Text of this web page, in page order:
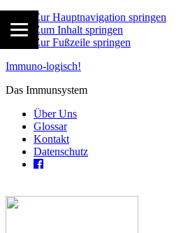
Zur Hauptnavigation springen
Zum Inhalt springen
Zur Fußzeile springen
Immuno-logisch!
Das Immunsystem
Über Uns
Glossar
Kontakt
Datenschutz